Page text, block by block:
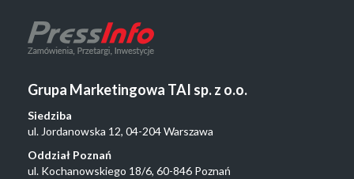
Grupa Marketingowa TAI sp. z o.o.
Siedziba
ul. Jordanowska 12, 04-204 Warszawa
Oddział Poznań
ul. Kochanowskiego 18/6, 60-846 Poznań